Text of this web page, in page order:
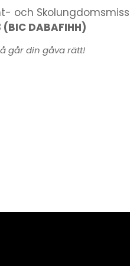
och
DABAFIHH)
går din gåva rätt!